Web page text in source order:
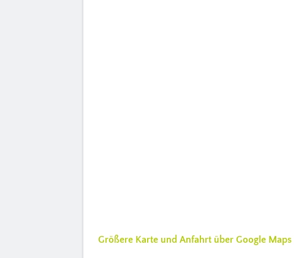
Größere Karte und Anfahrt über Google Maps